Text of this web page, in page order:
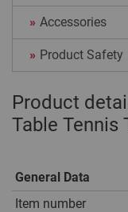
Accessories
Product Safety
Product
Table Tennis
General Data
Item number